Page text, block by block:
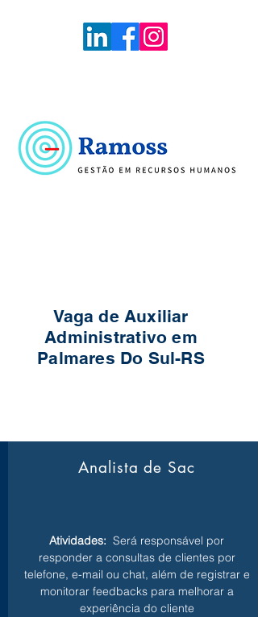
Vaga de Auxiliar
Administrativo em
Palmares Do Sul-RS
Analista de Sac
Atividades: Será responsável por
responder a consultas de clientes por
telefone, e-mail ou chat, além de registrar e
monitorar feedbacks para melhorar a
experiência do cliente